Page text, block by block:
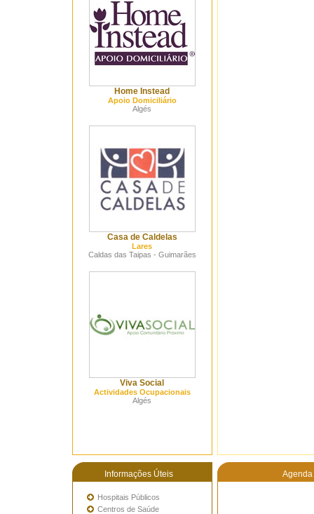
Home Instead
Apoio Domiciliário
Algés
Casa de Caldelas
Lares
Caldas das Taipas - Guimarães
Viva Social
Actividades Ocupacionais
Algés
Informações Úteis Agenda
Hospitais Públicos
Centros de Saúde